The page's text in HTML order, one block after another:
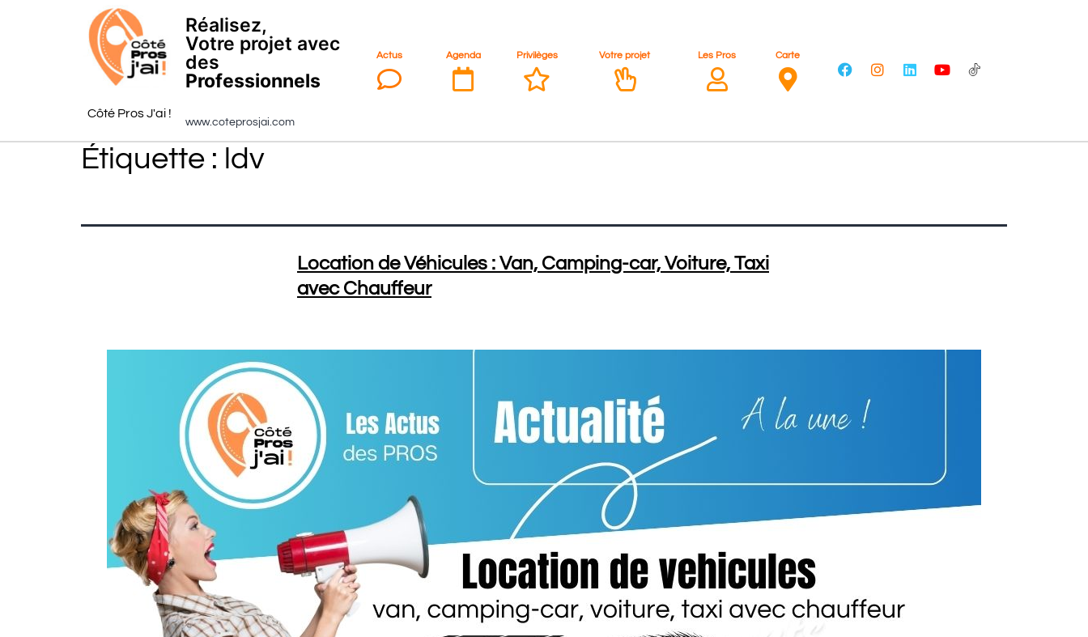
Côté Pros J'ai !
Réalisez,
Votre projet avec
des
Professionnels
www.coteprosjai.com
Actus Agenda Privilèges Votre projet Les Pros Carte
Étiquette : ldv
Location de Véhicules : Van, Camping-car, Voiture, Taxi
avec Chauffeur